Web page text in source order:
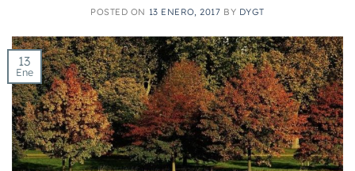
POSTED ON 13 ENERO, 2017 BY DYGT
13
Ene